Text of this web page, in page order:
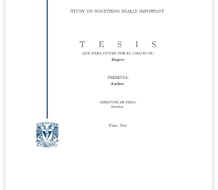
típicos que se me ocurrieron: Insertar ecuaciones de
pseudo código y código fuente (incluso para incluirlo
desde un archivo externo) La plantilla está
presentacion.tex, que también contiene el preámbulo.
contenido.tex que es el que propiamente contiene el
contenido de la presentación. En el directorio img, se
incluyen las imágenes o figuras. También hay un
directorio src que incluye código fuente en lenguaje
C++. Este sirve como ejemplo de uso del paquete